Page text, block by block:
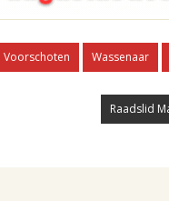
Voorschoten Wassenaar
Raadslid